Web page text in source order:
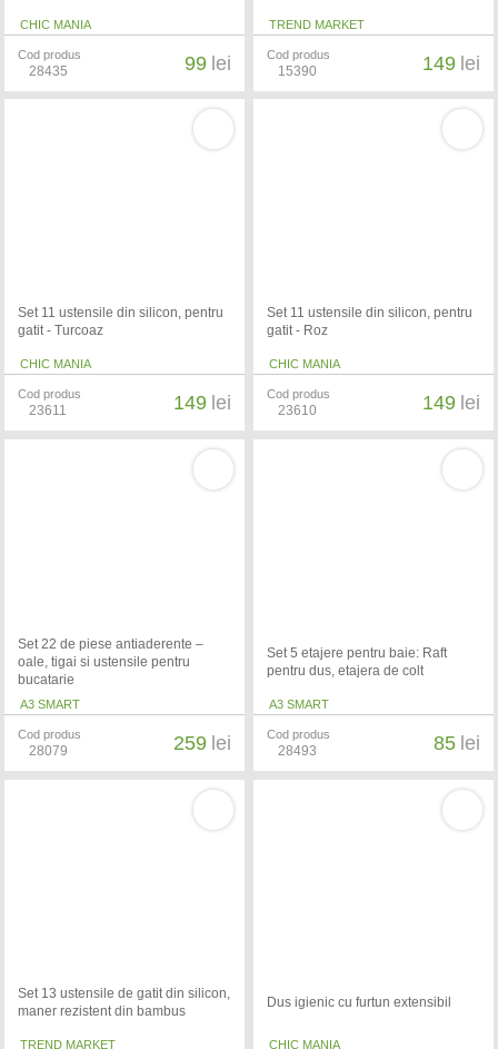
CHIC MANIA
Cod produs
28435 99 lei
TREND MARKET
Cod produs
15390 149 lei
Set 11 ustensile din silicon, pentru
gatit - Turcoaz
CHIC MANIA
Cod produs
23611 149 lei
Set 11 ustensile din silicon, pentru
gatit - Roz
CHIC MANIA
Cod produs
23610 149 lei
Set 22 de piese antiaderente –
oale, tigai si ustensile pentru
bucatarie
A3 SMART
Cod produs
28079 259 lei
Set 5 etajere pentru baie: Raft
pentru dus, etajera de colt
A3 SMART
Cod produs
28493 85 lei
Set 13 ustensile de gatit din silicon,
maner rezistent din bambus
TREND MARKET
Dus igienic cu furtun extensibil
CHIC MANIA